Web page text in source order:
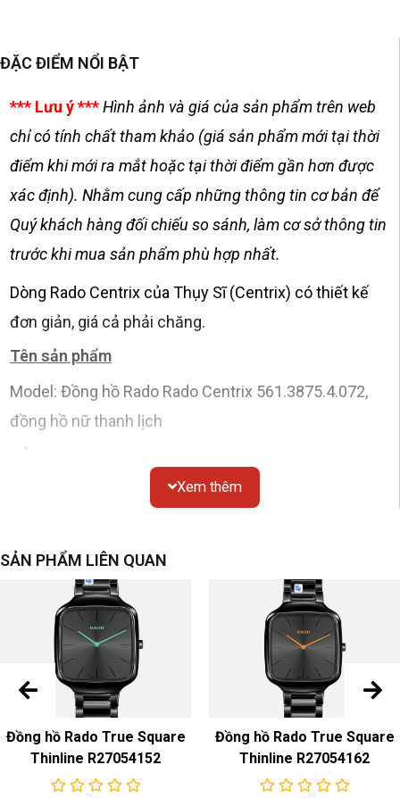
ĐẶC ĐIỂM NỔI BẬT
*** Lưu ý ***Hình ảnh và giá của sản phẩm trên web
chỉ có tính chất tham khảo (giá sản phẩm mới tại thời
điểm khi mới ra mắt hoặc tại thời điểm gần hơn được
xác định). Nhằm cung cấp những thông tin cơ bản để
Quý khách hàng đối chiếu so sánh, làm cơ sở thông tin
trước khi mua sản phẩm phù hợp nhất.
Dòng Rado Centrix của Thụy Sĩ (Centrix) có thiết kế
đơn giản, giá cả phải chăng.
Tên sản phẩm
Model: Đồng hồ Rado Rado Centrix 561.3875.4.072,
đồng hồ nữ thanh lịch
Vỏ
: tròn, thép không gỉ
Chống thấm nước: 50 mét
Kích thước: đường kính 32mm, độ dày 10 mm
Nắp đáy: đáy trong suốt
quay số
Màu sắc & Chất liệu
đính kim cương
dây đeo đồng hồ
Màu sắc & Chất liệu: Dây đeo bằng gốm kim loại bằng
thép không gỉ/titan cacbua tông vàng
Xem thêm
SẢN PHẨM LIÊN QUAN
Đồng hồ Rado True Square
Thinline R27054152
Đồng hồ Rado True Square
Thinline R27054162